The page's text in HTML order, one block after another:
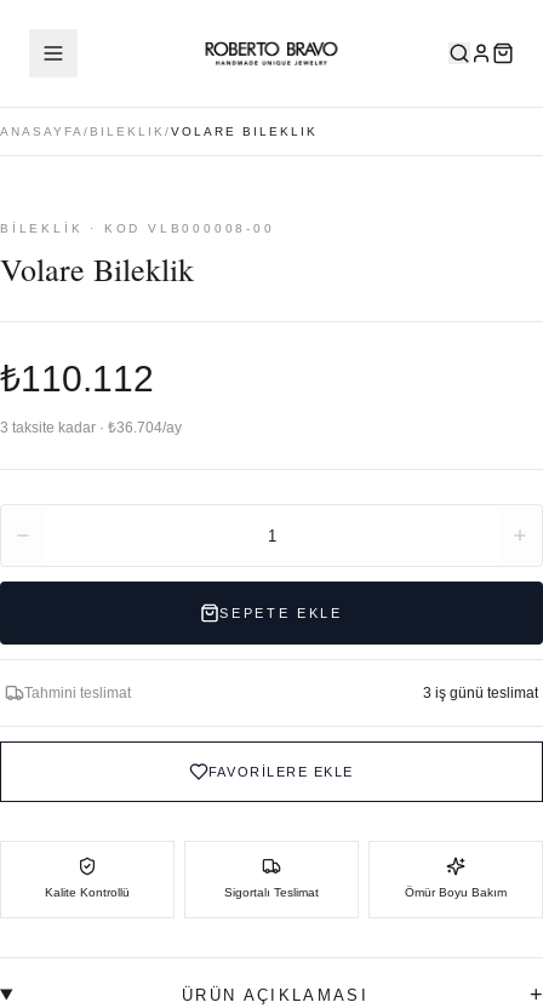
ANASAYFA / BILEKLIK /VOLARE BILEKLIK
BILEKLIK · KOD VLB000008-00
Volare Bileklik
₺110.112
3 taksite kadar · ₺36.704/ay
1
SEPETE EKLE
Tahmini teslimat 3 iş günü teslimat
FAVORİLERE EKLE
Kalite Kontrollü Sigortalı Teslimat Ömür Boyu Bakım
ÜRÜN AÇIKLAMASI +